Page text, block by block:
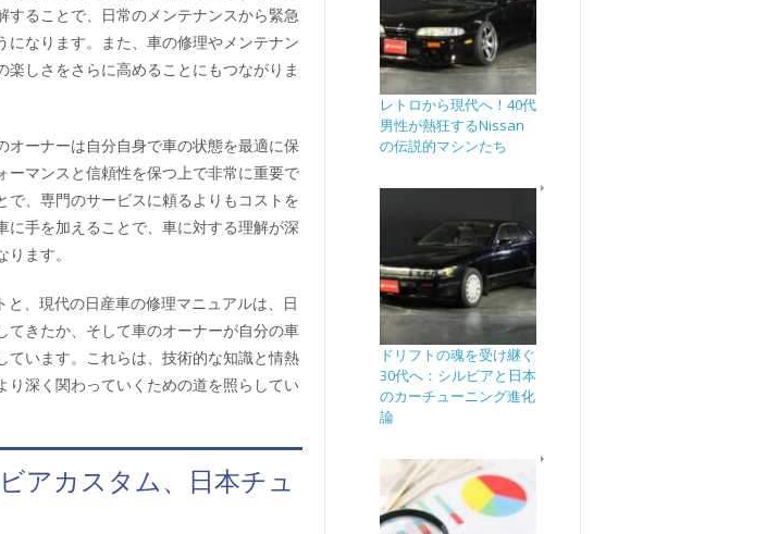
ることで、日常のメンテナンスから緊急
なります。また、車の修理やメンテナン
しさをさらに高めることにもつながりま
オーナーは自分自身で車の状態を最適に保
マンスと信頼性を保つ上で非常に重要で
、専門のサービスに頼るよりもコストを
手を加えることで、車に対する理解が深
ます。
、現代の日産車の修理マニュアルは、日
てきたか、そして車のオーナーが自分の車
ています。これらは、技術的な知識と情熱
深く関わっていくための道を照らしてい
アカスタム、日本チュ
レトロから現代へ！40代
男性が熱狂するNissan
の伝説的マシンたち
ドリフトの魂を受け継ぐ
30代へ：シルビアと日本
のカーチューニング進化
論